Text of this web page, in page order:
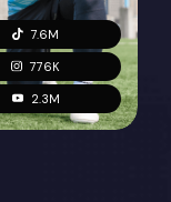
7.6M
776K
2.3M